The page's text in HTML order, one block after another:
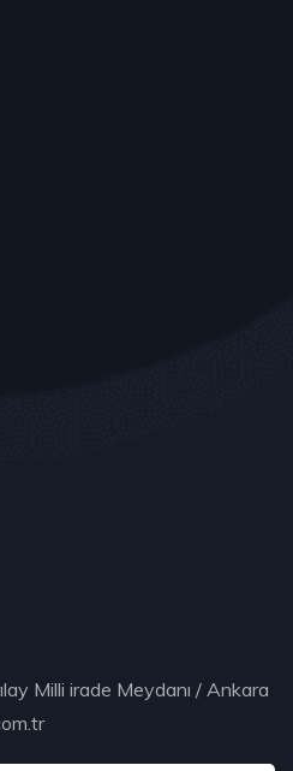
Milli irade Meydanı / Ankara